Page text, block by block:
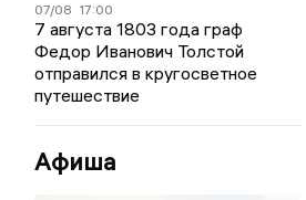
07/08 17:00
7 августа 1803 года граф
Федор Иванович Толстой
отправился в кругосветное
путешествие
Афиша